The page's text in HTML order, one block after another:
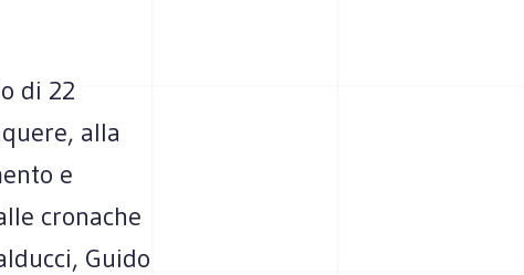
di 22
alla
e
cronache
Guido